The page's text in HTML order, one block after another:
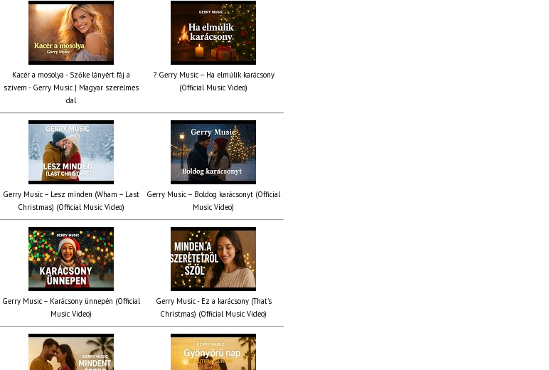
Kacér a mosolya - Szőke lányért fáj a
szívem - Gerry Music | Magyar szerelmes
dal
? Gerry Music – Ha elmúlik karácsony
(Official Music Video)
Gerry Music – Lesz minden (Wham – Last
Christmas) (Official Music Video)
Gerry Music – Boldog karácsonyt (Official
Music Video)
Gerry Music – Karácsony ünnepén (Official
Music Video)
Gerry Music - Ez a karácsony (That's
Christmas) (Official Music Video)